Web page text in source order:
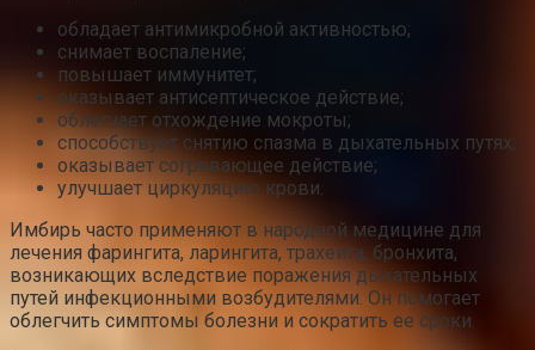
обладает антимикробной активностью;
снимает воспаление;
повышает иммунитет;
оказывает антисептическое действие;
облегчает отхождение мокроты;
способствует снятию спазма в дыхательных путях;
оказывает согревающее действие;
улучшает циркуляцию крови.
Имбирь часто применяют в народной медицине для
лечения фарингита, ларингита, трахеита, бронхита,
возникающих вследствие поражения дыхательных
путей инфекционными возбудителями. Он помогает
облегчить симптомы болезни и сократить ее сроки.